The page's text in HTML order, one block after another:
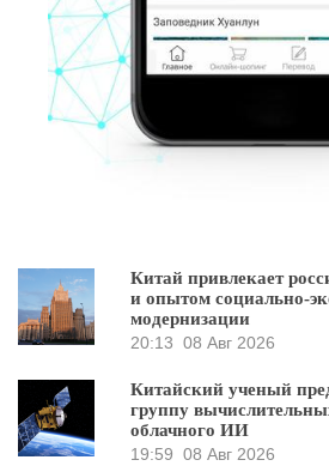
Китай привлекает
и опытом социально-
модернизации
20:13 08 Авг 2026
Китайский ученый
группу
облачного ИИ
19:59 08 Авг 2026